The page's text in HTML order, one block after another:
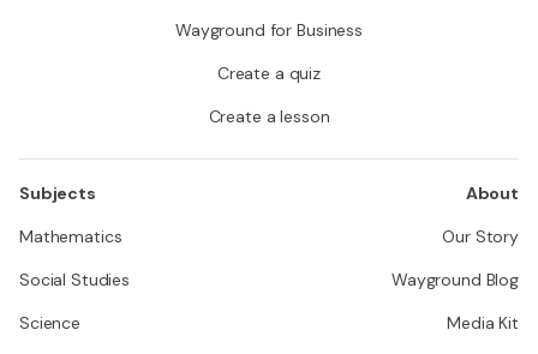
Wayground for Business
Create a quiz
Create a lesson
Subjects
Mathematics
Social Studies
Science
About
Our Story
Wayground Blog
Media Kit